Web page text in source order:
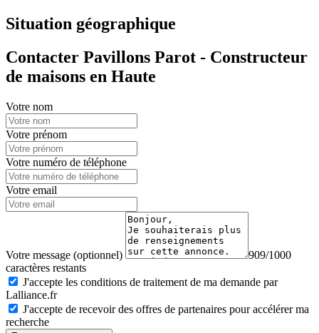
Situation géographique
Contacter Pavillons Parot - Constructeur
de maisons en Haute
Votre nom
Votre prénom
Votre numéro de téléphone
Votre email
Votre message (optionnel)
909/1000
caractères restants
J'accepte les conditions de traitement de ma demande par
Lalliance.fr
J'accepte de recevoir des offres de partenaires pour accélérer ma
recherche